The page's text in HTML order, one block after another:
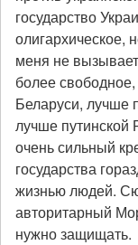
государство
олигархическое,
меня не
более
Беларуси, лучше
лучше путинской
очень сильный
государства
жизнью людей.
авторитарный
нужно защищать.